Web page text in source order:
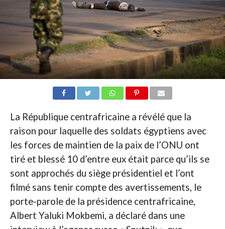
La République centrafricaine a révélé que la
raison pour laquelle des soldats égyptiens avec
les forces de maintien de la paix de l’ONU ont
tiré et blessé 10 d’entre eux était parce qu’ils se
sont approchés du siège présidentiel et l’ont
filmé sans tenir compte des avertissements, le
porte-parole de la présidence centrafricaine,
Albert Yaluki Mokbemi, a déclaré dans une